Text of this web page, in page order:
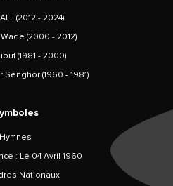
(2012 - 2024)
(2000 - 2012)
(1981 - 2000)
(1960 - 1981)
Hymnes
: Le 04 Avril 1960
Nationaux